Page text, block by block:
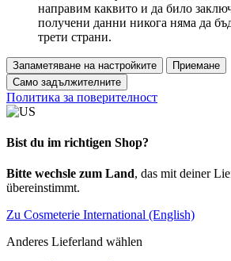
направим каквито и да било
получени данни никога няма да
трети страни.
Запаметяване на настройките
Приемане
Само задължителните
Политика за поверителност
Bist du im richtigen Shop?
Bitte wechsle zum Land, das mit deiner
übereinstimmt.
Zu Cosmeterie International (English)
Anderes Lieferland wählen